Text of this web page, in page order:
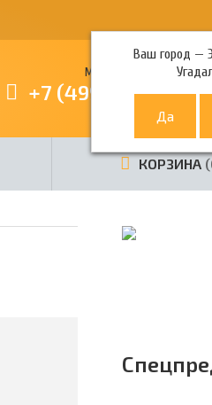
Ваш город —
Многоканальный
+7 (499) 380-80-
КОРЗИНА